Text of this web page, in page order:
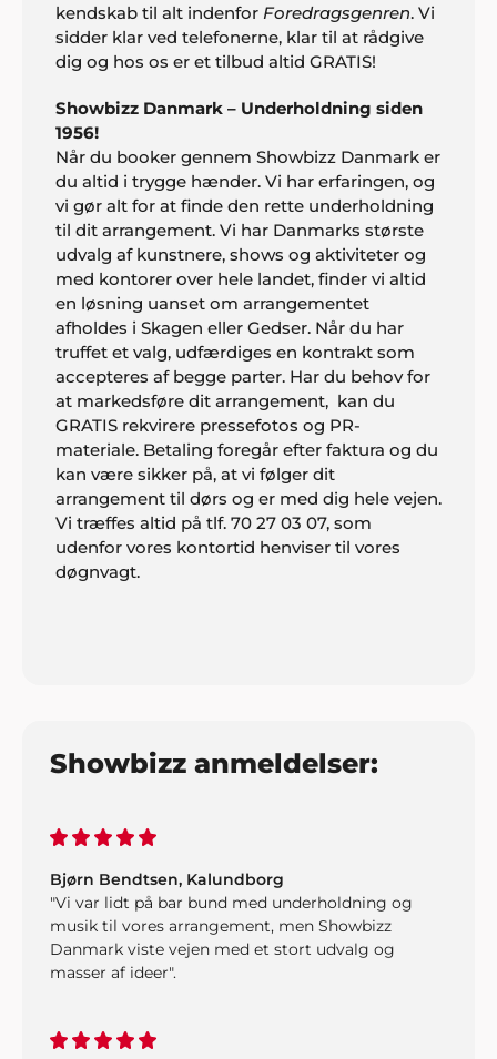
Showbizz anmeldelser:
Jeanne, Roskilde
"Godt med gode ideer, når man ikke selv har
nogen. Vi havde en helt genial fest, takket være
Showbizz Danmark".
Lisette Møller, Kolding
"Vi havde helt sikkert ikke fået den fantastiske fest
uden hjælp fra Showbizz Danmark. Nu er vi en
super god oplevelse rigere. Tusind tak for sparring
og input".
glæde."
Bjørn Bendtsen, Kalundborg
"Vi var lidt på bar bund med underholdning og
musik til vores arrangement, men Showbizz
Danmark viste vejen med et stort udvalg og
masser af ideer".
kendskab til alt indenfor Foredragsgenren. Vi
sidder klar ved telefonerne, klar til at rådgive
dig og hos os er et tilbud altid GRATIS!
Showbizz Danmark – Underholdning siden
1956!
Når du booker gennem Showbizz Danmark er
du altid i trygge hænder. Vi har erfaringen, og
vi gør alt for at finde den rette underholdning
til dit arrangement. Vi har Danmarks største
udvalg af kunstnere, shows og aktiviteter og
med kontorer over hele landet, finder vi altid
en løsning uanset om arrangementet
afholdes i Skagen eller Gedser. Når du har
truffet et valg, udfærdiges en kontrakt som
accepteres af begge parter. Har du behov for
at markedsføre dit arrangement, kan du
GRATIS rekvirere pressefotos og PR-
materiale. Betaling foregår efter faktura og du
kan være sikker på, at vi følger dit
arrangement til dørs og er med dig hele vejen.
Vi træffes altid på tlf. 70 27 03 07, som
udenfor vores kontortid henviser til vores
døgnvagt.